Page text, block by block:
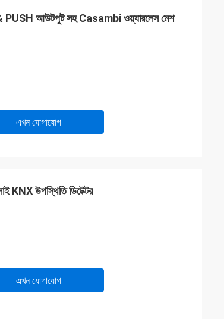
PUSH আউটপুট সহ Casambi ওয়্যারলেস মেশ
এখন যোগাযোগ
KNX উপস্থিতি ডিটেক্টর
এখন যোগাযোগ